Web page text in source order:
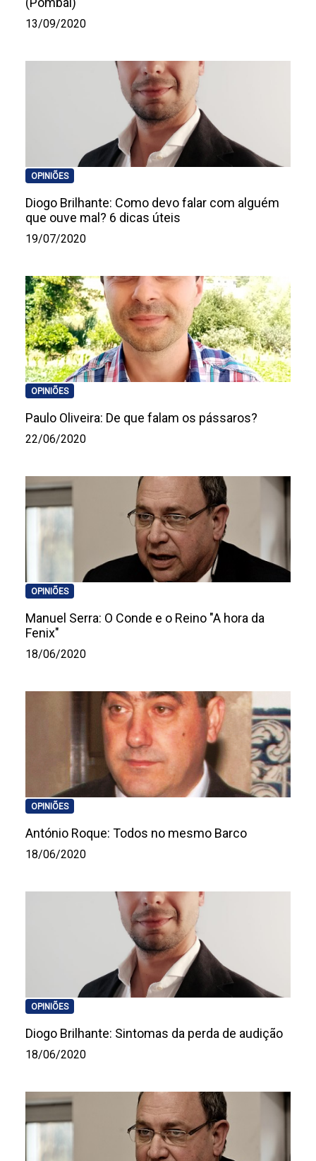
13/09/2020
OPINIÕES
Diogo Brilhante: Como devo falar com alguém
que ouve mal? 6 dicas úteis
19/07/2020
OPINIÕES
Paulo Oliveira: De que falam os pássaros?
22/06/2020
OPINIÕES
Manuel Serra: O Conde e o Reino "A hora da
Fenix"
18/06/2020
OPINIÕES
António Roque: Todos no mesmo Barco
18/06/2020
OPINIÕES
Diogo Brilhante: Sintomas da perda de audição
18/06/2020